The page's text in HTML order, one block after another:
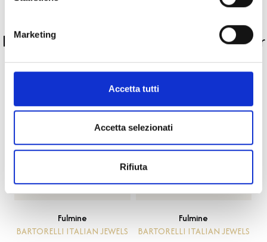
Marketing
Accetta tutti
Accetta selezionati
Rifiuta
La nostra selezione di prodotti scelti per
te
Fulmine
BARTORELLI ITALIAN JEWELS
Fulmine
BARTORELLI ITALIAN JEWELS